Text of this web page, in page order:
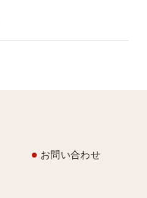
お問い合わせ